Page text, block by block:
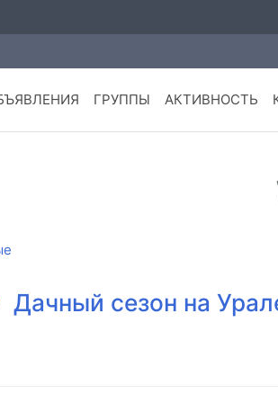
ГРУППЫ АКТИВНОСТЬ
Дачный сезон на